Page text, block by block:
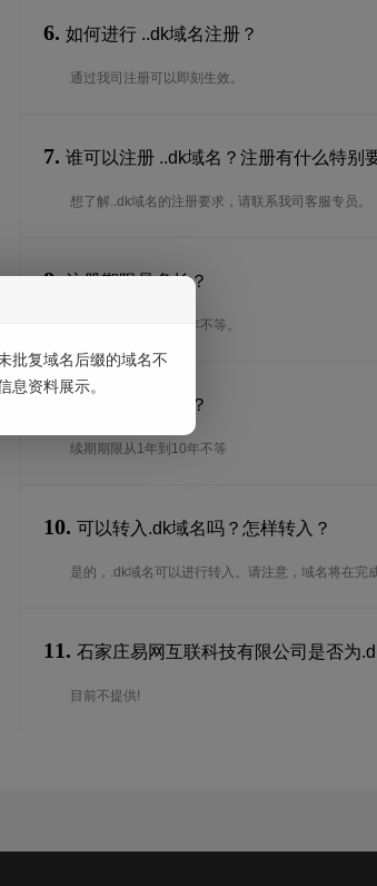
6. 如何进行 ..dk域名注册？
通过我司注册可以即刻生效。
7. 谁可以注册 ..dk域名？注册有什么特别
想了解..dk域名的注册要求，请联系我司客服专员。
8. 注册期限是多长？
注册期限从1年到10年不等。
续期期限是多长？
续期期限从1年到10年不等
10. 可以转入.dk域名吗？怎样转入？
是的，.dk域名可以进行转入。请注意，域名将在完
11. 石家庄易网互联科技有限公司是否为
目前不提供!
批复域名后缀的域名不
息资料展示。